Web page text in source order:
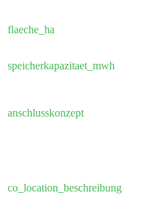
flaeche_ha
speicherkapazitaet_mwh
anschlusskonzept
co_location_beschreibung